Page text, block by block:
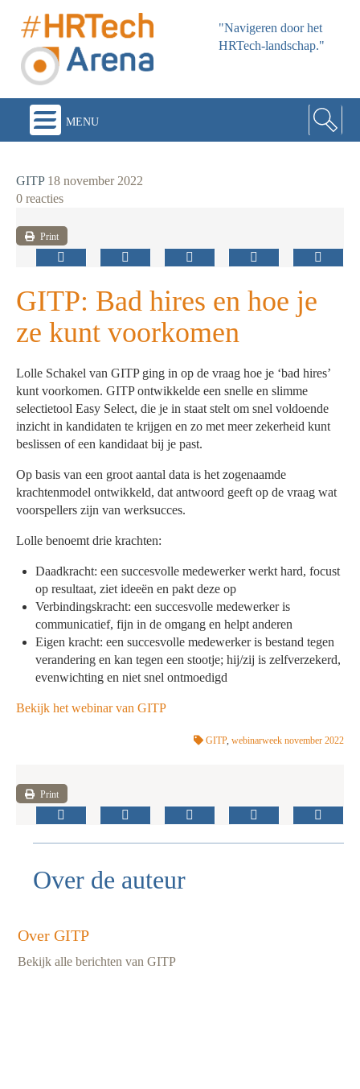
"Navigeren door het
HRTech-landschap."
menu
GITP 18 november 2022
0 reacties
Print
GITP: Bad hires en hoe je
ze kunt voorkomen
Lolle Schakel van GITP ging in op de vraag hoe je ‘bad hires’
kunt voorkomen. GITP ontwikkelde een snelle en slimme
selectietool Easy Select, die je in staat stelt om snel voldoende
inzicht in kandidaten te krijgen en zo met meer zekerheid kunt
beslissen of een kandidaat bij je past.
Op basis van een groot aantal data is het zogenaamde
krachtenmodel ontwikkeld, dat antwoord geeft op de vraag wat
voorspellers zijn van werksucces.
Lolle benoemt drie krachten:
Daadkracht: een succesvolle medewerker werkt hard, focust
op resultaat, ziet ideeën en pakt deze op
Verbindingskracht: een succesvolle medewerker is
communicatief, fijn in de omgang en helpt anderen
Eigen kracht: een succesvolle medewerker is bestand tegen
verandering en kan tegen een stootje; hij/zij is zelfverzekerd,
evenwichting en niet snel ontmoedigd
Bekijk het webinar van GITP
GITP, webinarweek november 2022
Print
Over de auteur
Over GITP
Bekijk alle berichten van GITP